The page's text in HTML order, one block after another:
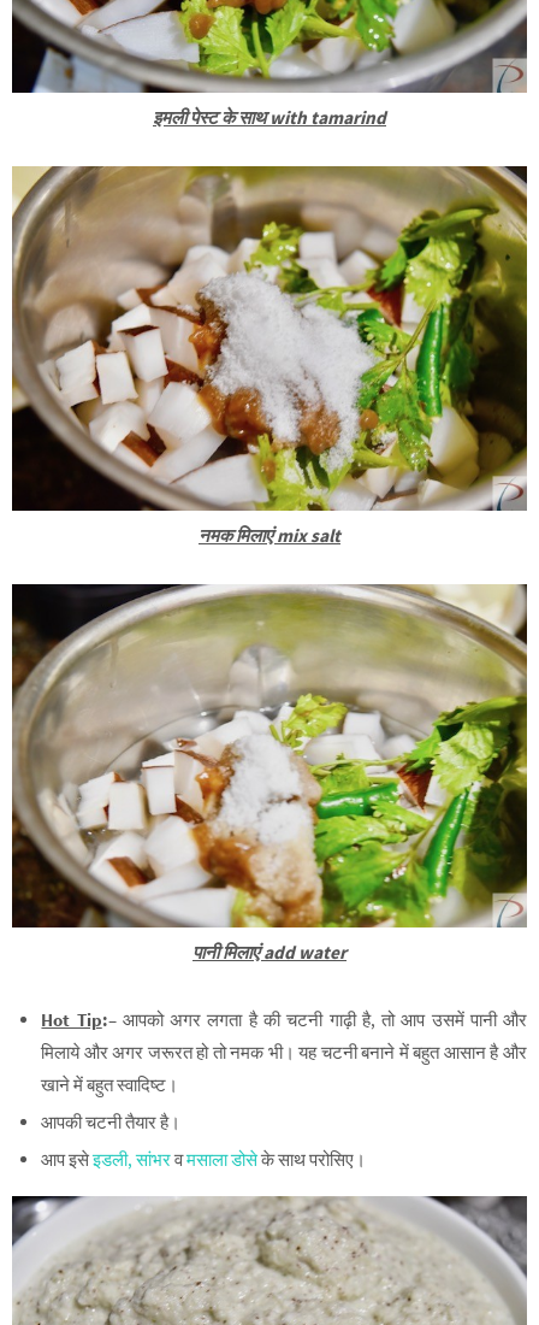
इमली पेस्ट के साथ with tamarind
नमक मिलाएं mix salt
पानी मिलाएं add water
Hot Tip:–आपको अगर लगता है की चटनी गाढ़ी है, तो आप उसमें पानी और
मिलाये और अगर जरूरत हो तो नमक भी। यह चटनी बनाने में बहुत आसान है और
खाने में बहुत स्वादिष्ट।
आपकी चटनी तैयार है।
आप इसेइडली, सांभरवमसाला डोसेके साथ परोसिए।